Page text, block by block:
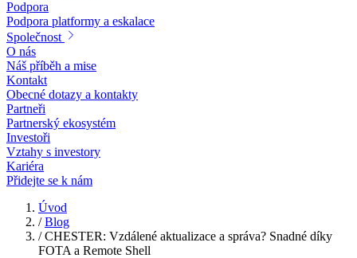
Podpora
Podpora platformy a eskalace
Společnost
O nás
Náš příběh a mise
Kontakt
Obecné dotazy a kontakty
Partneři
Partnerský ekosystém
Investoři
Vztahy s investory
Kariéra
Přidejte se k nám
Úvod
/ Blog
/ CHESTER: Vzdálené aktualizace a správa? Snadné díky
FOTA a Remote Shell